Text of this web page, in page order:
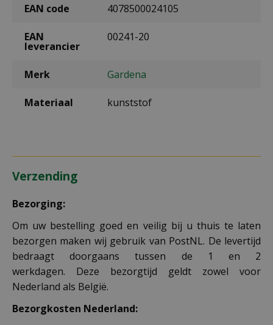
EAN code 4078500024105
EAN
leverancier
00241-20
Merk Gardena
Materiaal kunststof
Verzending
Bezorging:
Om uw bestelling goed en veilig bij u thuis te laten
bezorgen maken wij gebruik van PostNL. De levertijd
bedraagt doorgaans tussen de 1 en 2
werkdagen. Deze bezorgtijd geldt zowel voor
Nederland als België.
Bezorgkosten Nederland: